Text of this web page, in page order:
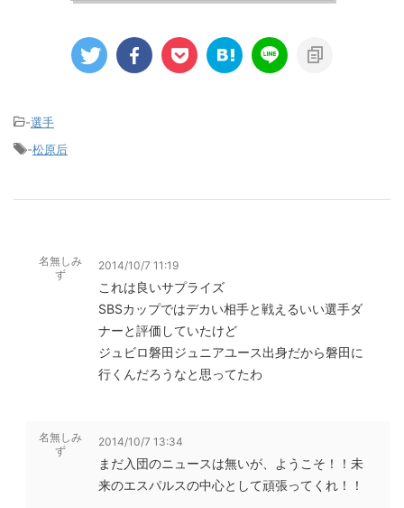
-選手
-松原后
名無しみ
ず
2014/10/7 11:19
これは良いサプライズ
SBSカップではデカい相手と戦えるいい選手ダ
ナーと評価していたけど
ジュビロ磐田ジュニアユース出身だから磐田に
行くんだろうなと思ってたわ
名無しみ
ず
2014/10/7 13:34
まだ入団のニュースは無いが、ようこそ！！未
来のエスパルスの中心として頑張ってくれ！！